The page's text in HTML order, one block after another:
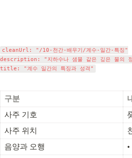
cleanUrl: "/10-천간-배우기/계수-일간-특징"
description: "지하수나 샘물 같은 깊은 물의 정
구분
사주 기호
사주 위치
음양과 오행